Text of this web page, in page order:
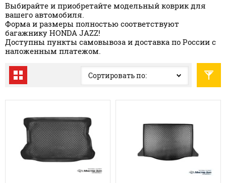
Выбирайте и приобретайте модельный коврик для
вашего автомобиля.
Форма и размеры полностью соответствуют
багажнику HONDA JAZZ!
Доступны пункты самовывоза и доставка по России с
наложенным платежом.
Сортировать по: